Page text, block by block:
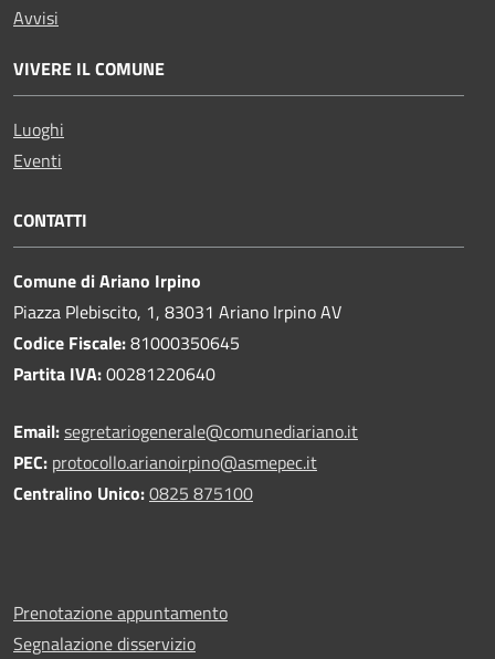
Avvisi
VIVERE IL COMUNE
Luoghi
Eventi
CONTATTI
Comune di Ariano Irpino
Piazza Plebiscito, 1, 83031 Ariano Irpino AV
Codice Fiscale:81000350645
Partita IVA:00281220640
Email:segretariogenerale@comunediariano.it
PEC: protocollo.arianoirpino@asmepec.it
Centralino Unico:0825 875100
Prenotazione appuntamento
Segnalazione disservizio